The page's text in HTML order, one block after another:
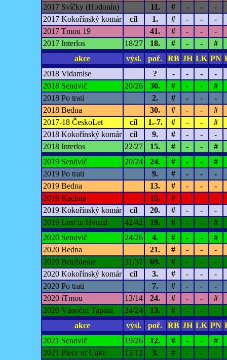
2017 Svíčky (Hodonín)
11. # - -
-
2017 Kokořínský komár
cíl 1. # - -
-
2017 Tmou 19
41. # - -
-
2017 Interlos
18/27 18. # - -
#
akce
výsl. poř. RB JH LK PN
2018 Vidamise
? - - -
-
2018 Sendvič
20/26 30. # - -
#
2018 Po trati
2. # - -
-
2018 Bedna
30. # - -
#
2017-18 ČeskoLet
cíl 1.-7. # - -
#
2018 Kokořínský komár
cíl 9. # - -
-
2018 Interlos
22/27 15. # - -
#
2019 Sendvič
20/24 24. # - -
#
2019 Po trati
9. # - -
-
2019 Bedna
13. # - -
-
2019 Kachna
15. # - -
-
2019 Kokořínský komár
cíl 20. # - -
-
2019 Lost in Hvozd
42/42 19. # - -
#
2020 Sendvič
24/26 4. # - -
#
2020 Bedna
21. # - -
-
2020 Brieždenie
31/37 69. # - -
-
2020 Kokořínský komár
cíl 3. # - -
-
2020 Po trati
7. # - -
-
2020 iTmou
13/14 24. # - -
#
2020 Vánoční Tápání
24/24 13. # - -
-
akce
výsl. poř. RB JH LK PN
2021 Sendvič
19/26 12. # - -
#
2021 Piece of Cake
12/12 3. # - -
-